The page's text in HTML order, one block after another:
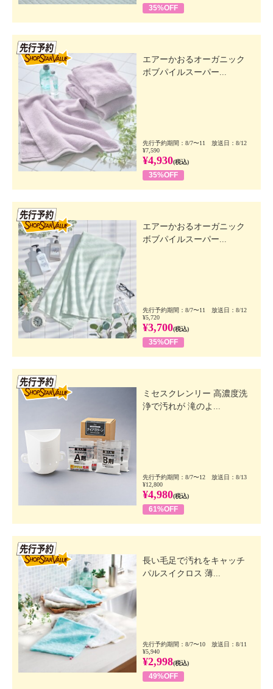
35%OFF
エアーかおるオーガニック
ボブパイルスーパー...
先行予約期間：8/7〜11 放送日：8/12
¥7,590
¥4,930(税込)
35%OFF
エアーかおるオーガニック
ボブパイルスーパー...
先行予約期間：8/7〜11 放送日：8/12
¥5,720
¥3,700(税込)
35%OFF
ミセスクレンリー 高濃度洗
浄で汚れが 滝のよ...
先行予約期間：8/7〜12 放送日：8/13
¥12,800
¥4,980(税込)
61%OFF
長い毛足で汚れをキャッチ
パルスイクロス 薄...
先行予約期間：8/7〜10 放送日：8/11
¥5,940
¥2,998(税込)
49%OFF